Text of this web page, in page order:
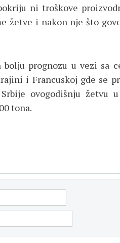
ni troškove
žetve i nakon nje što
prognozu u vezi sa
i Francuskoj gde se
ovogodišnju žetvu
tona.